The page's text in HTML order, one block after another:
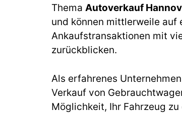
Thema Autoverkauf
und können mittlerweile auf
Ankaufstransaktionen mit
zurückblicken.
Als erfahrenes
Verkauf von
Möglichkeit, Ihr Fahrzeug